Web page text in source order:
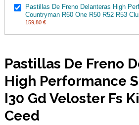
Pastillas De Freno Delanteras High
Countryman R60 One R50 R52 R53
159,80 €
Pastillas De Freno
High Performance
I30 Gd Veloster Fs
Ceed